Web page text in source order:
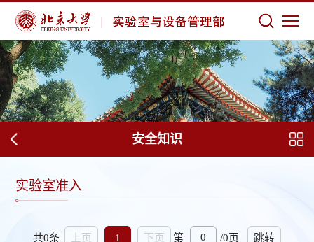
安全知识
实验室准入
共0条 上页 1 下页 第 /0页 跳转